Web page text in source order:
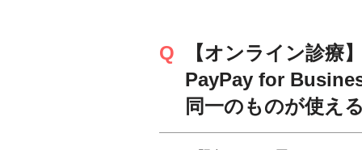
【オンライン診療
PayPay for
同一のものが使え